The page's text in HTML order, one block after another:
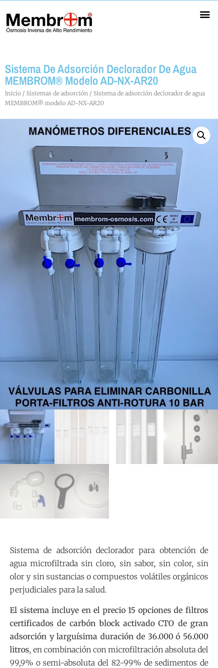
Sistema De Adsorción Declorador De Agua
MEMBROM® Modelo AD-NX-AR20
Inicio / Sistemas de adsorción / Sistema de adsorción declorador de agua
MEMBROM® modelo AD-NX-AR20
Sistema de adsorción declorador para obtención de
agua microfiltrada sin cloro, sin sabor, sin color, sin
olor y sin sustancias o compuestos volátiles orgánicos
perjudiciales para la salud.
El sistema incluye en el precio 15 opciones de filtros
certificados de carbón block activado CTO de gran
adsorción y larguísima duración de 36.000 ó 56.000
litros, en combinación con microfiltración absoluta del
99,9% o semi-absoluta del 82-99% de sedimentos de